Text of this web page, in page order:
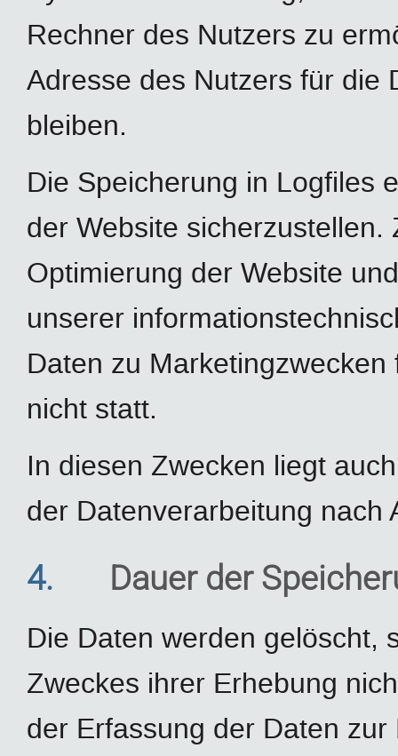
Rechner des Nutzers zu
Adresse des Nutzers für die
bleiben.
Die Speicherung in Logfiles
der Website
Optimierung der Website
unserer
Daten zu
nicht statt.
In diesen Zwecken liegt
der Datenverarbeitung nach
4. Dauer der
Die Daten werden gelöscht,
Zweckes ihrer Erhebung
der Erfassung der Daten